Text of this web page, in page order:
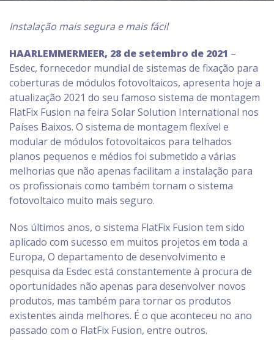
Instalação mais segura e mais fácil
HAARLEMMERMEER, 28 de setembro de 2021 –
Esdec, fornecedor mundial de sistemas de fixação para
coberturas de módulos fotovoltaicos, apresenta hoje a
atualização 2021 do seu famoso sistema de montagem
FlatFix Fusion na feira Solar Solution International nos
Países Baixos. O sistema de montagem flexível e
modular de módulos fotovoltaicos para telhados
planos pequenos e médios foi submetido a várias
melhorias que não apenas facilitam a instalação para
os profissionais como também tornam o sistema
fotovoltaico muito mais seguro.
Nos últimos anos, o sistema FlatFix Fusion tem sido
aplicado com sucesso em muitos projetos em toda a
Europa, O departamento de desenvolvimento e
pesquisa da Esdec está constantemente à procura de
oportunidades não apenas para desenvolver novos
produtos, mas também para tornar os produtos
existentes ainda melhores. É o que aconteceu no ano
passado com o FlatFix Fusion, entre outros.